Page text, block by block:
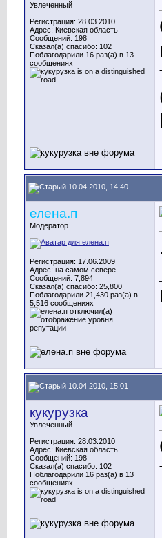
Увлеченный
Регистрация: 28.03.2010
Адрес: Киевская область
Сообщений: 198
Сказал(а) спасибо: 102
Поблагодарили 16 раз(а) в 13
сообщениях
10.04.2010, 14:40
елена.п
Модератор
Регистрация: 17.06.2009
Адрес: на самом севере
Сообщений: 7,894
Сказал(а) спасибо: 25,800
Поблагодарили 21,430 раз(а) в
5,516 сообщениях
10.04.2010, 15:01
кукурузка
Увлеченный
Регистрация: 28.03.2010
Адрес: Киевская область
Сообщений: 198
Сказал(а) спасибо: 102
Поблагодарили 16 раз(а) в 13
сообщениях